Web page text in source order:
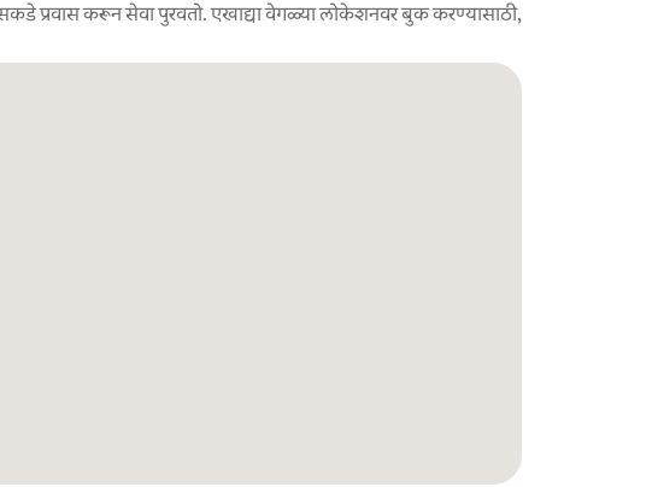
प्रवास करून सेवा पुरवतो. एखाद्या वेगळ्या लोकेशनवर बुक करण्यासाठी,